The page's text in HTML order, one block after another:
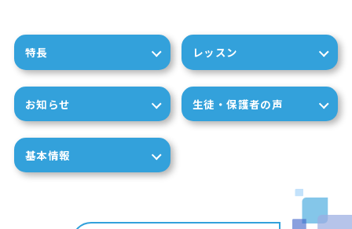
特長 レッスン
お知らせ 生徒・保護者の声
基本情報